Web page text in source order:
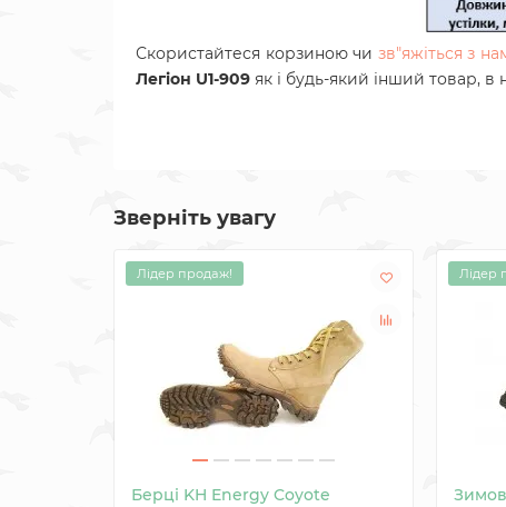
Скористайтеся корзиною чи зв"яжіться з
Легіон U1-909 як і будь-який інший товар,
Зверніть увагу
Лідер продаж!
Берці KH Energy Coyote
Лідер